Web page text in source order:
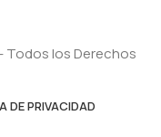
Todos los Derechos
DE PRIVACIDAD